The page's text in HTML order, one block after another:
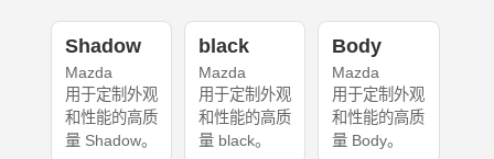
Shadow
Mazda
用于定制外观
和性能的高质
量 Shadow。
black
Mazda
用于定制外观
和性能的高质
量 black。
Body
Mazda
用于定制外观
和性能的高质
量 Body。